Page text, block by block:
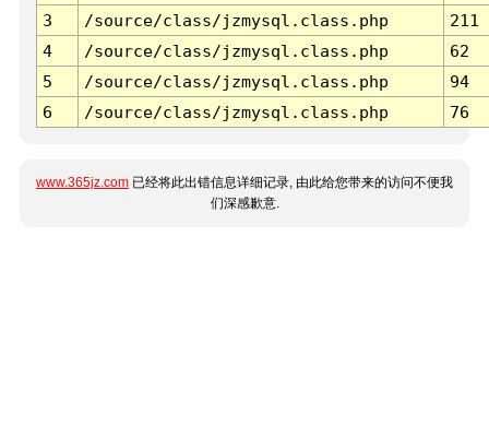
3 /source/class/jzmysql.class.php
211
4
/source/class/jzmysql.class.php
62
5
/source/class/jzmysql.class.php
94
6
/source/class/jzmysql.class.php 76
www.365jz.com 已经将此出错信息详细记录, 由此给您带来的访问不便我
们深感歉意.